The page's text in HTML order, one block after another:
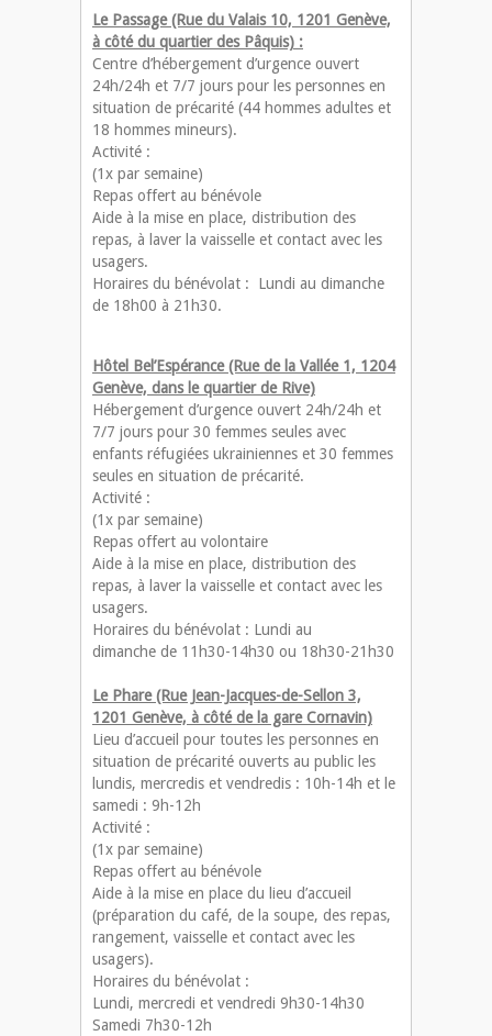
Le Passage (Rue du Valais 10, 1201 Genève,
à côté du quartier des Pâquis) :
Centre d’hébergement d’urgence ouvert
24h/24h et 7/7 jours pour les personnes en
situation de précarité (44 hommes adultes et
18 hommes mineurs).
Activité :
(1x par semaine)
Repas offert au bénévole
Aide à la mise en place, distribution des
repas, à laver la vaisselle et contact avec les
usagers.
Horaires du bénévolat : Lundi au dimanche
de 18h00 à 21h30.
Hôtel Bel’Espérance (Rue de la Vallée 1, 1204
Genève, dans le quartier de Rive)
Hébergement d’urgence ouvert 24h/24h et
7/7 jours pour 30 femmes seules avec
enfants réfugiées ukrainiennes et 30 femmes
seules en situation de précarité.
Activité :
(1x par semaine)
Repas offert au volontaire
Aide à la mise en place, distribution des
repas, à laver la vaisselle et contact avec les
usagers.
Horaires du bénévolat : Lundi au
dimanche de 11h30-14h30 ou 18h30-21h30
Le Phare (Rue Jean-Jacques-de-Sellon 3,
1201 Genève, à côté de la gare Cornavin)
Lieu d’accueil pour toutes les personnes en
situation de précarité ouverts au public les
lundis, mercredis et vendredis : 10h-14h et le
samedi : 9h-12h
Activité :
(1x par semaine)
Repas offert au bénévole
Aide à la mise en place du lieu d’accueil
(préparation du café, de la soupe, des repas,
rangement, vaisselle et contact avec les
usagers).
Horaires du bénévolat :
Lundi, mercredi et vendredi 9h30-14h30
Samedi 7h30-12h